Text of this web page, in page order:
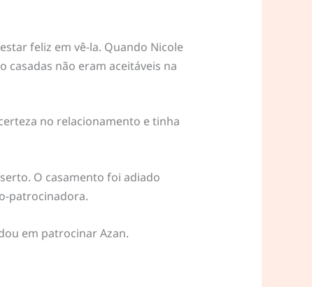
feliz em vê-la. Quando Nicole
casadas não eram aceitáveis na
no relacionamento e tinha
O casamento foi adiado
patrocinadora.
em patrocinar Azan.